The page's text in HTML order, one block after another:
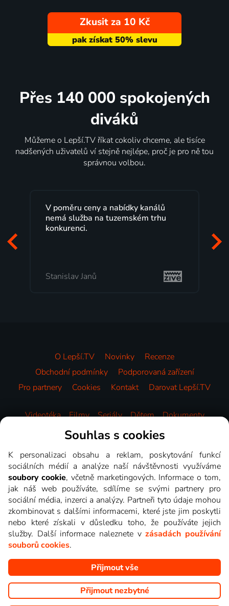
Zkusit za 10 Kč
Přes 140 000 spokojených
diváků
Můžeme o Lepší.TV říkat cokoliv chceme, ale tisíce
nadšených uživatelů ví stejně nejlépe, proč je pro ně tou
správnou volbou.
Lepší.TV sleduji už několik let s
maximální spokojeností. Velký výběr
programů a nemuset běžet k TV na
Milada Tomešová
O Lepší.TV Novinky
Recenze
Obchodní podmínky
Podporovaná zařízení
Pro partnery
Cookies Kontakt Darovat Lepší.TV
Videotéka Filmy Seriály Dětem
Dokumenty
Zábava
Sport Zprávy Hudba
Copyright © goNET s.r.o. Na tomto webu jsou zobrazovány
obrázky z pořadů TV stanic, které můžete sledovat v Lepší.TV.
Souhlas s cookies
K personalizaci obsahu a reklam, poskytování funkcí
sociálních médií a analýze naší návštěvnosti využíváme
soubory cookie, včetně marketingových. Informace o tom,
jak náš web používáte, sdílíme se svými partnery pro
sociální média, inzerci a analýzy. Partneři tyto údaje mohou
zkombinovat s dalšími informacemi, které jste jim poskytli
nebo které získali v důsledku toho, že používáte jejich
služby. Další informace naleznete vzásadách používání
souborů cookies.
Přijmout vše
Přijmout nezbytné